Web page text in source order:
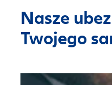
Nasze
Twojego